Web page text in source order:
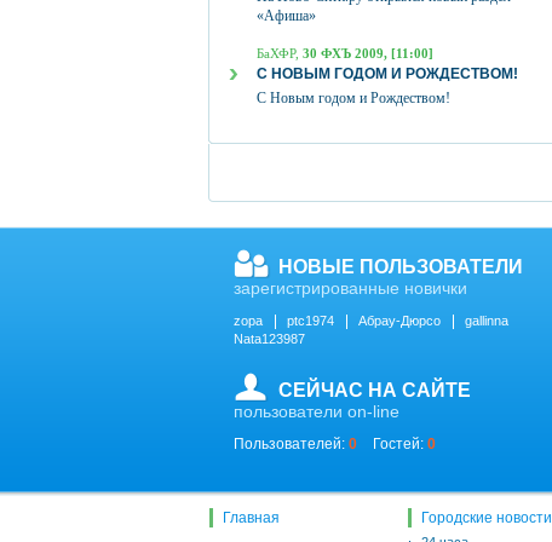
«Афиша»
БаХФР, 30 ФХЪ 2009, [11:00]
С НОВЫМ ГОДОМ И РОЖДЕСТВОМ!
С Новым годом и Рождеством!
НОВЫЕ ПОЛЬЗОВАТЕЛИ
зарегистрированные новички
zopa ptc1974 Абрау-Дюрсо
gallinna
Nata123987
СЕЙЧАС НА САЙТЕ
пользователи on-line
Пользователей: 0 Гостей: 0
Главная Городские новости